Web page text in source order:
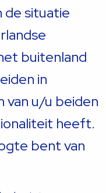
de situatie
buitenland
in
van u/u beiden
heeft.
bent van